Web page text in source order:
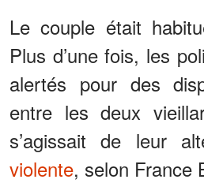
Le couple était
Plus d’une fois, les
alertés pour des
entre les deux
s’agissait de leur
violente, selon France